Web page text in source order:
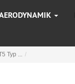
Typ ...